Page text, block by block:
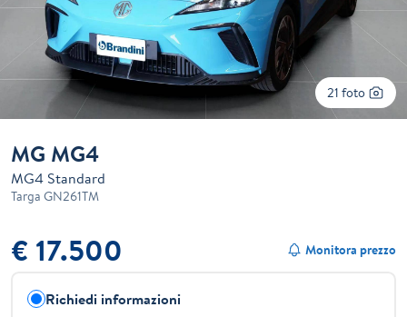
21 foto
MG MG4
MG4 Standard
Targa GN261TM
€ 17.500 Monitora prezzo
Richiedi informazioni